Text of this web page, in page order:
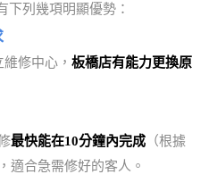
下列幾項明顯優勢：
維修中心，板橋店有能力更換原
最快能在10分鐘內完成 （根據
適合急需修好的客人。